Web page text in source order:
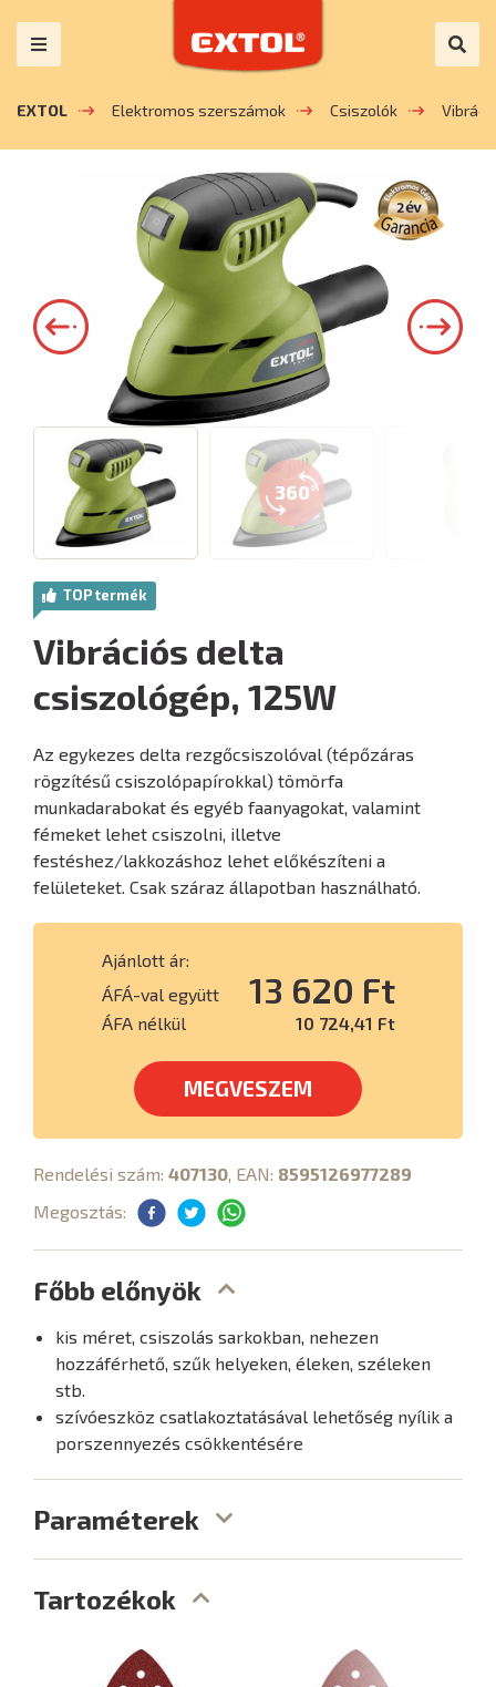
EXTOL Elektromos szerszámok Csiszolók
360°
TOP termék
Vibrációs delta
csiszológép, 125W
Az egykezes delta rezgőcsiszolóval (tépőzáras
rögzítésű csiszolópapírokkal) tömörfa
munkadarabokat és egyéb faanyagokat, valamint
fémeket lehet csiszolni, illetve
festéshez/lakkozáshoz lehet előkészíteni a
felületeket. Csak száraz állapotban használható.
Ajánlott ár:
ÁFÁ-val együtt
13 620 Ft
ÁFA nélkül 10 724,41 Ft
MEGVESZEM
Rendelési szám: 407130 , EAN: 8595126977289
Megosztás:
Főbb előnyök
kis méret, csiszolás sarkokban, nehezen
hozzáférhető, szűk helyeken, éleken, széleken
stb.
szívóeszköz csatlakoztatásával lehetőség nyílik a
porszennyezés csökkentésére
Paraméterek
Tartozékok